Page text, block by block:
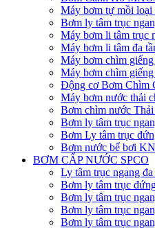
Máy bơm tự mồi loại
Bơm ly tâm trục
Máy bơm li tâm trục
​Máy bơm li tâm đa
Máy bơm chìm giếng
Máy bơm chìm
Động cơ Bơm Chìm
​Máy bơm nước thải
Bơm chìm nước
Bơm ly tâm trục
Bơm Ly tâm trục
Bơm nước bể bơi KN
BƠM CẤP NƯỚC SPCO
Ly tâm trục ngang
Bơm ly tâm trục
Bơm ly tâm trục
Bơm ly tâm trục
Bơm ly tâm trục